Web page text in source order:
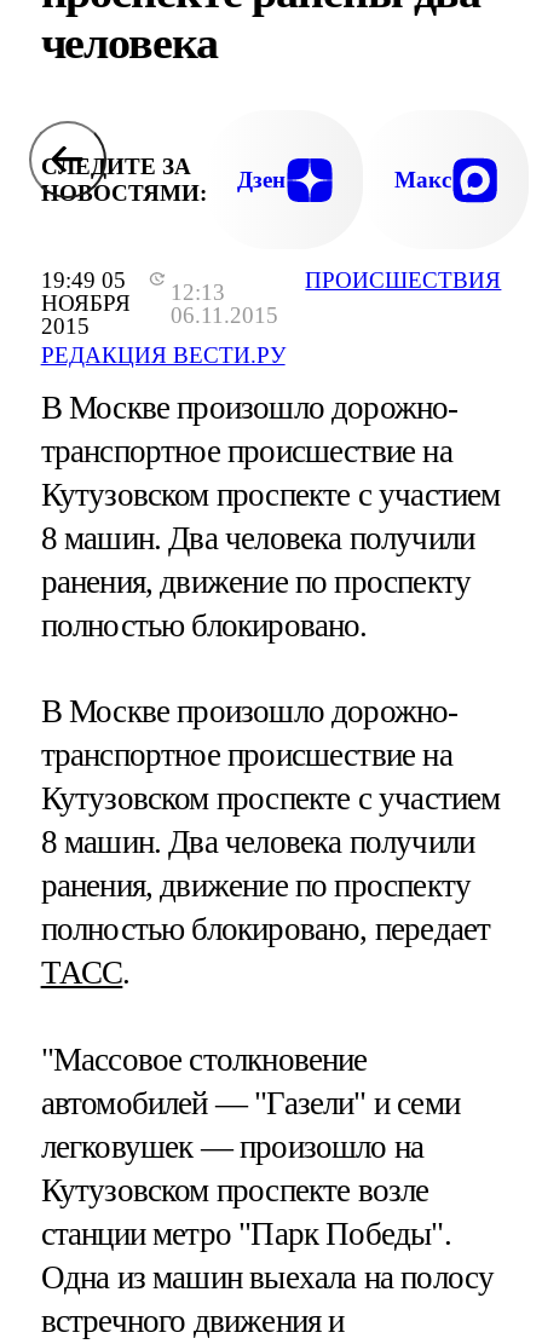
19:49 05
НОЯБРЯ
2015
12:13
06.11.2015
РЕДАКЦИЯ ВЕСТИ.РУ
ПРОИСШЕСТВИЯ
человека
СЛЕДИТЕ ЗА
НОВОСТЯМИ:
Дзен Макс
В Москве произошло дорожно-
транспортное происшествие на
Кутузовском проспекте с участием
8 машин. Два человека получили
ранения, движение по проспекту
полностью блокировано.
В Москве произошло дорожно-
транспортное происшествие на
Кутузовском проспекте с участием
8 машин. Два человека получили
ранения, движение по проспекту
полностью блокировано, передает
ТАСС.
"Массовое столкновение
автомобилей — "Газели" и семи
легковушек — произошло на
Кутузовском проспекте возле
станции метро "Парк Победы".
Одна из машин выехала на полосу
встречного движения и